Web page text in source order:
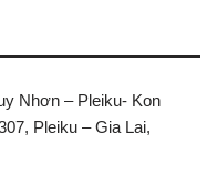
Nhơn – Pleiku- Kon
Pleiku – Gia Lai,